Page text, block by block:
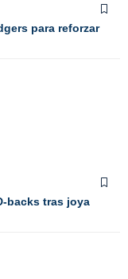
para reforzar
backs tras joya